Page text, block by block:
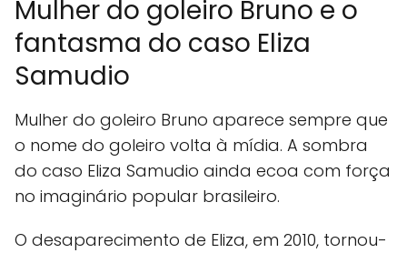
Mulher do goleiro Bruno e o
fantasma do caso Eliza
Samudio
Mulher do goleiro Bruno aparece sempre que
o nome do goleiro volta à mídia. A sombra
do caso Eliza Samudio ainda ecoa com força
no imaginário popular brasileiro.
O desaparecimento de Eliza, em 2010, tornou-